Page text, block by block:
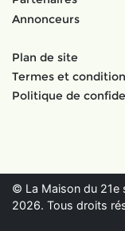
Annonceurs
Plan de site
Termes et
Politique de
© La Maison du 21e
2026. Tous droits